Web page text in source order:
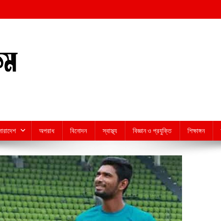
অপরাধ বিনোদন স্বাস্থ্য বিজ্ঞান ও প্রযুক্তি শিক্ষাঙ্গন